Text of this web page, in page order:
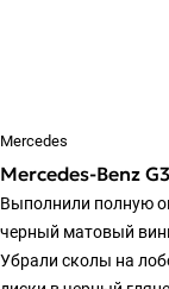
Mercedes
Mercedes-Benz
Выполнили полную
черный матовый
Убрали сколы на